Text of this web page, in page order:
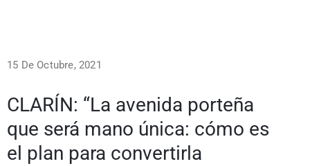
15 De Octubre, 2021
CLARÍN: “La avenida porteña
que será mano única: cómo es
el plan para convertirla